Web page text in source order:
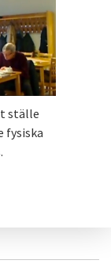
ställe
fysiska